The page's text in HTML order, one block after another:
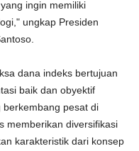
ingin memiliki
ungkap Presiden
dana indeks bertujuan
baik dan obyektif
pesat di
memberikan diversifikasi
karakteristik dari konsep